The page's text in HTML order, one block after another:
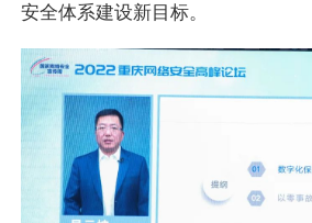
安全体系建设新目标。